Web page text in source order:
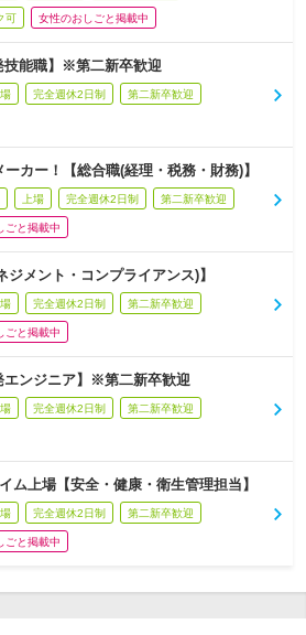
可 女性のおしごと掲載中
技能職】※第二新卒歓迎
場 完全週休2日制 第二新卒歓迎
カー！【総合職(経理・税務・財務)】
上場 完全週休2日制 第二新卒歓迎
ごと掲載中
ジメント・コンプライアンス)】
場 完全週休2日制 第二新卒歓迎
ごと掲載中
エンジニア】※第二新卒歓迎
場 完全週休2日制 第二新卒歓迎
ム上場【安全・健康・衛生管理担当】
場 完全週休2日制 第二新卒歓迎
ごと掲載中